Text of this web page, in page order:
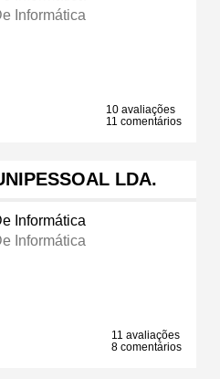
Informática
10 avaliações
11 comentários
LDA.
Informática
Informática
11 avaliações
8 comentários